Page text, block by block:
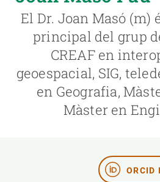
El Dr. Joan Masó (m)
principal del grup
CREAF en
geoespacial, SIG,
en Geografia,
Màster en
ORCID
NOTÍCIES I AGENDA